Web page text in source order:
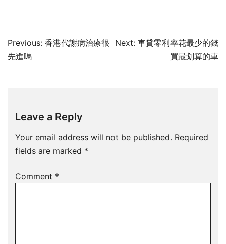
Post
navigation
Previous: 香港代謝病治療很
先進嗎
Next: 車貸零利率花最少的錢
買最划算的車
Leave a Reply
Your email address will not be published. Required
fields are marked *
Comment *